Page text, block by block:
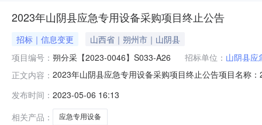
2023年山阴县应急专用设备采购项目终止公告
招标｜信息变更
山西省｜朔州市｜山阴县
项目编号： 朔分采【2023-0046】S033-A26 招标单位： 山阴县应
正文内容： 2023年山阴县应急专用设备采购项目终止公告项目名称
（暂停）信息中止（暂停）事项：采购公告中止（暂停
发布时间： 2023-05-06 16:13
相关产品：
应急专用设备